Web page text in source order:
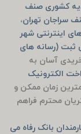
کشوری صنف
سراجان تهران،
اینترنتی شهر
ثبت (رسانه های
آسان به
الکترونیک
زمان ممکن و
محترم فراهم
بانک رفاه می